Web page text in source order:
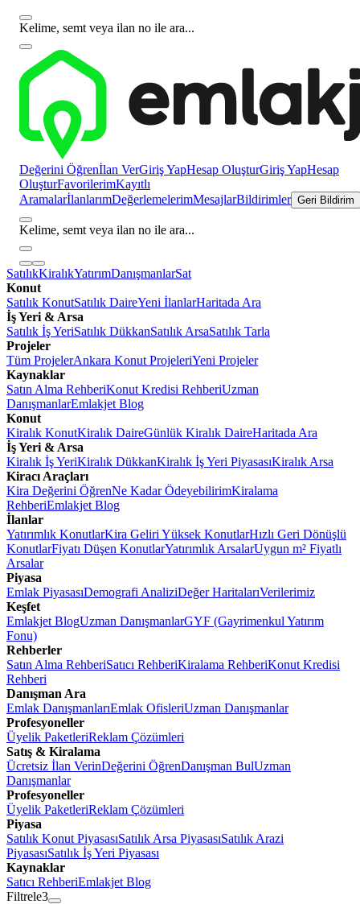
Kelime, semt veya ilan no ile ara...
Değerini Öğrenİlan VerGiriş YapHesap OluşturGiriş YapHesap
OluşturFavorilerimKayıtlı
AramalarİlanlarımDeğerlemelerimMesajlarBildirimler Geri Bildirim
Kelime, semt veya ilan no ile ara...
SatılıkKiralıkYatırımDanışmanlarSat
Konut
Satılık KonutSatılık DaireYeni İlanlarHaritada Ara
İş Yeri & Arsa
Satılık İş YeriSatılık DükkanSatılık ArsaSatılık Tarla
Projeler
Tüm ProjelerAnkara Konut ProjeleriYeni Projeler
Kaynaklar
Satın Alma RehberiKonut Kredisi RehberiUzman
DanışmanlarEmlakjet Blog
Konut
Kiralık KonutKiralık DaireGünlük Kiralık DaireHaritada Ara
İş Yeri & Arsa
Kiralık İş YeriKiralık DükkanKiralık İş Yeri PiyasasıKiralık Arsa
Kiracı Araçları
Kira Değerini ÖğrenNe Kadar ÖdeyebilirimKiralama
RehberiEmlakjet Blog
İlanlar
Yatırımlık KonutlarKira Geliri Yüksek KonutlarHızlı Geri Dönüşlü
KonutlarFiyatı Düşen KonutlarYatırımlık ArsalarUygun m² Fiyatlı
Arsalar
Piyasa
Emlak PiyasasıDemografi AnaliziDeğer HaritalarıVerilerimiz
Keşfet
Emlakjet BlogUzman DanışmanlarGYF (Gayrimenkul Yatırım
Fonu)
Rehberler
Satın Alma RehberiSatıcı RehberiKiralama RehberiKonut Kredisi
Rehberi
Danışman Ara
Emlak DanışmanlarıEmlak OfisleriUzman Danışmanlar
Profesyoneller
Üyelik PaketleriReklam Çözümleri
Satış & Kiralama
Ücretsiz İlan VerinDeğerini ÖğrenDanışman BulUzman
Danışmanlar
Profesyoneller
Üyelik PaketleriReklam Çözümleri
Piyasa
Satılık Konut PiyasasıSatılık Arsa PiyasasıSatılık Arazi
PiyasasıSatılık İş Yeri Piyasası
Kaynaklar
Satıcı RehberiEmlakjet Blog
Filtrele3